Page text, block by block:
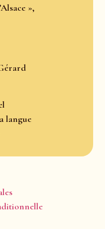
»,
langue